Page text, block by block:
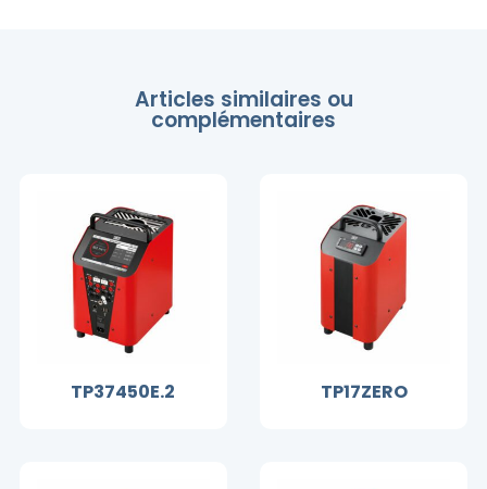
Articles similaires ou
complémentaires
TP37450E.2 TP17ZERO